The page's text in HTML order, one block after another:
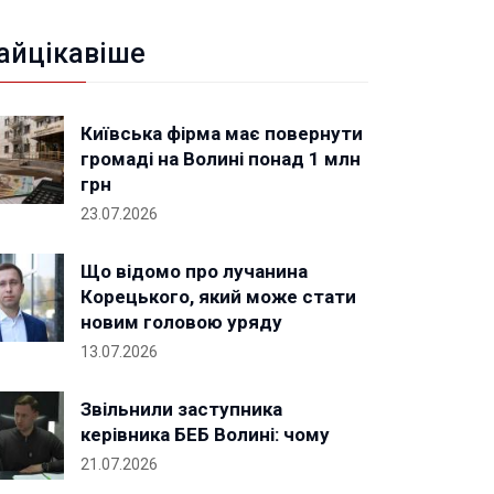
Київська фірма має повернути
громаді на Волині понад 1 млн
грн
23.07.2026
Що відомо про лучанина
Корецького, який може стати
новим головою уряду
13.07.2026
Звільнили заступника
керівника БЕБ Волині: чому
21.07.2026